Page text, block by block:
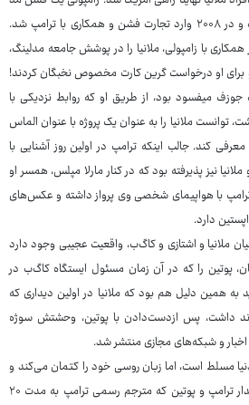
در نیویورک با نام آیدی‌مدلز داشت و در ۲۰۰۸ وارد تجارت فشن و همکاری با ترامپ شد.
با زامپولی، ملانیا را در پوشش جامعه مدلینگ،
کرده و برای او درخواست گرین کارت مخصوص نخبگان کردند!
میفسود بود، از طریق او که روابط نزدیکی با
توانست ملانیا را به عنوان یک پروژه با عنوان الماس
۱۹۹۸ به ترامپ معرفی کند. جالب اینکه ترامپ در اولین روز آشنایی با
نیز پذیرفته بود که در کنار مارلا مپلس، همسر او
ترامپ با هواپیمای شخصی وی پرواز داشته و عکس‌های
دارد.
ملانیا و اشتازی و کاگ‌ب، واقعیت عجیبی وجود دارد
پوتین را که در آن زمان مسئول ایستگاه کاگ‌ب در
همین دلیل هم بود که ملانیا در اولین دیداری که
داشت، پس ازدست‌دادن با پوتین، وحشتش سوژه
و شبکه‌های مجازی منتشر شد.
به ۶ زبان زنده دنیا مسلط است، اما زبان روسی خود را کتمان می‌کند و
این در حالی است که در اولین دیدار ترامپ و پوتین که مترجم رسمی ترامپ به مدت ۲۰